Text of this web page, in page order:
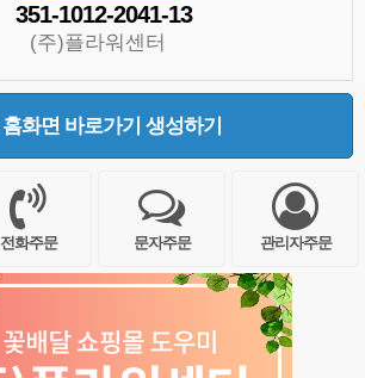
351-1012-2041-13
(주)플라워센터
홈화면 바로가기 생성하기
전화주문 문자주문 관리자주문